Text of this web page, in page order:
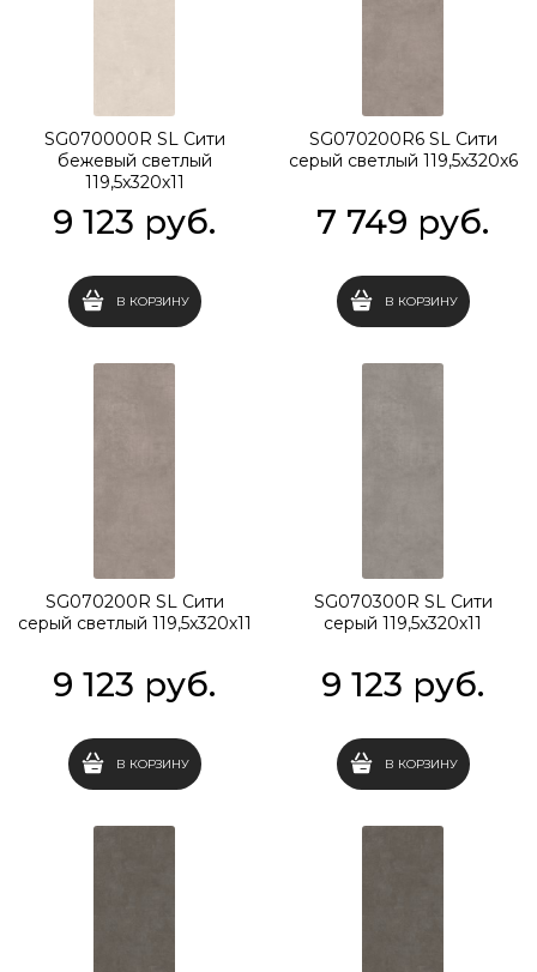
SG070000R SL Сити
бежевый светлый
119,5x320х11
9 123 руб.
В КОРЗИНУ
SG070200R6 SL Сити
серый светлый 119,5x320х6
7 749 руб.
В КОРЗИНУ
SG070200R SL Сити
серый светлый 119,5x320х11
9 123 руб.
В КОРЗИНУ
SG070300R SL Сити
серый 119,5x320х11
9 123 руб.
В КОРЗИНУ